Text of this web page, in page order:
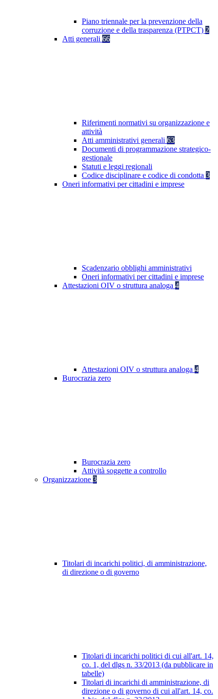
Piano triennale per la prevenzione della
corruzione e della trasparenza (PTPCT) 2
Atti generali 66
Riferimenti normativi su organizzazione e
attività
Atti amministrativi generali 63
Documenti di programmazione strategico-
gestionale
Statuti e leggi regionali
Codice disciplinare e codice di condotta 3
Oneri informativi per cittadini e imprese
Scadenzario obblighi amministrativi
Oneri informativi per cittadini e imprese
Attestazioni OIV o struttura analoga 4
Attestazioni OIV o struttura analoga 4
Burocrazia zero
Burocrazia zero
Attività soggette a controllo
Organizzazione 3
Titolari di incarichi politici, di amministrazione,
di direzione o di governo
Titolari di incarichi politici di cui all'art. 14,
co. 1, del dlgs n. 33/2013 (da pubblicare in
tabelle)
Titolari di incarichi di amministrazione, di
direzione o di governo di cui all'art. 14, co.